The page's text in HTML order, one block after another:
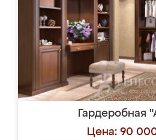
Гардеробная
Цена: 90